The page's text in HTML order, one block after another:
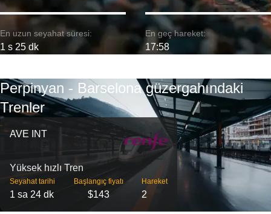
En uzun seyahat süresi:
1 s 25 dk
En geç hareket:
17:58
Perpinyan - Barselona güzergahındaki
Trenler
AVE INT
Yüksek hızlı Tren
Seyahat tarihi
1 sa 24 dk
Başlangıç ​​fiyatı
$143
Hareket
2